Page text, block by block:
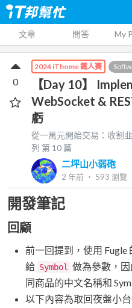
文章 問答 My
2024 iThome 鐵人賽
【Day 10】
WebSocket &
虧
從一萬元開始交易：收割
列 第 10 篇
二坪山小弱砲
2 年前 ‧ 593 瀏覽
0
開發筆記
回顧
前一回提到，使用 Fugle
給 Symbol 做為參數，
同商品的中文名稱和
以下內容為取回夜盤小